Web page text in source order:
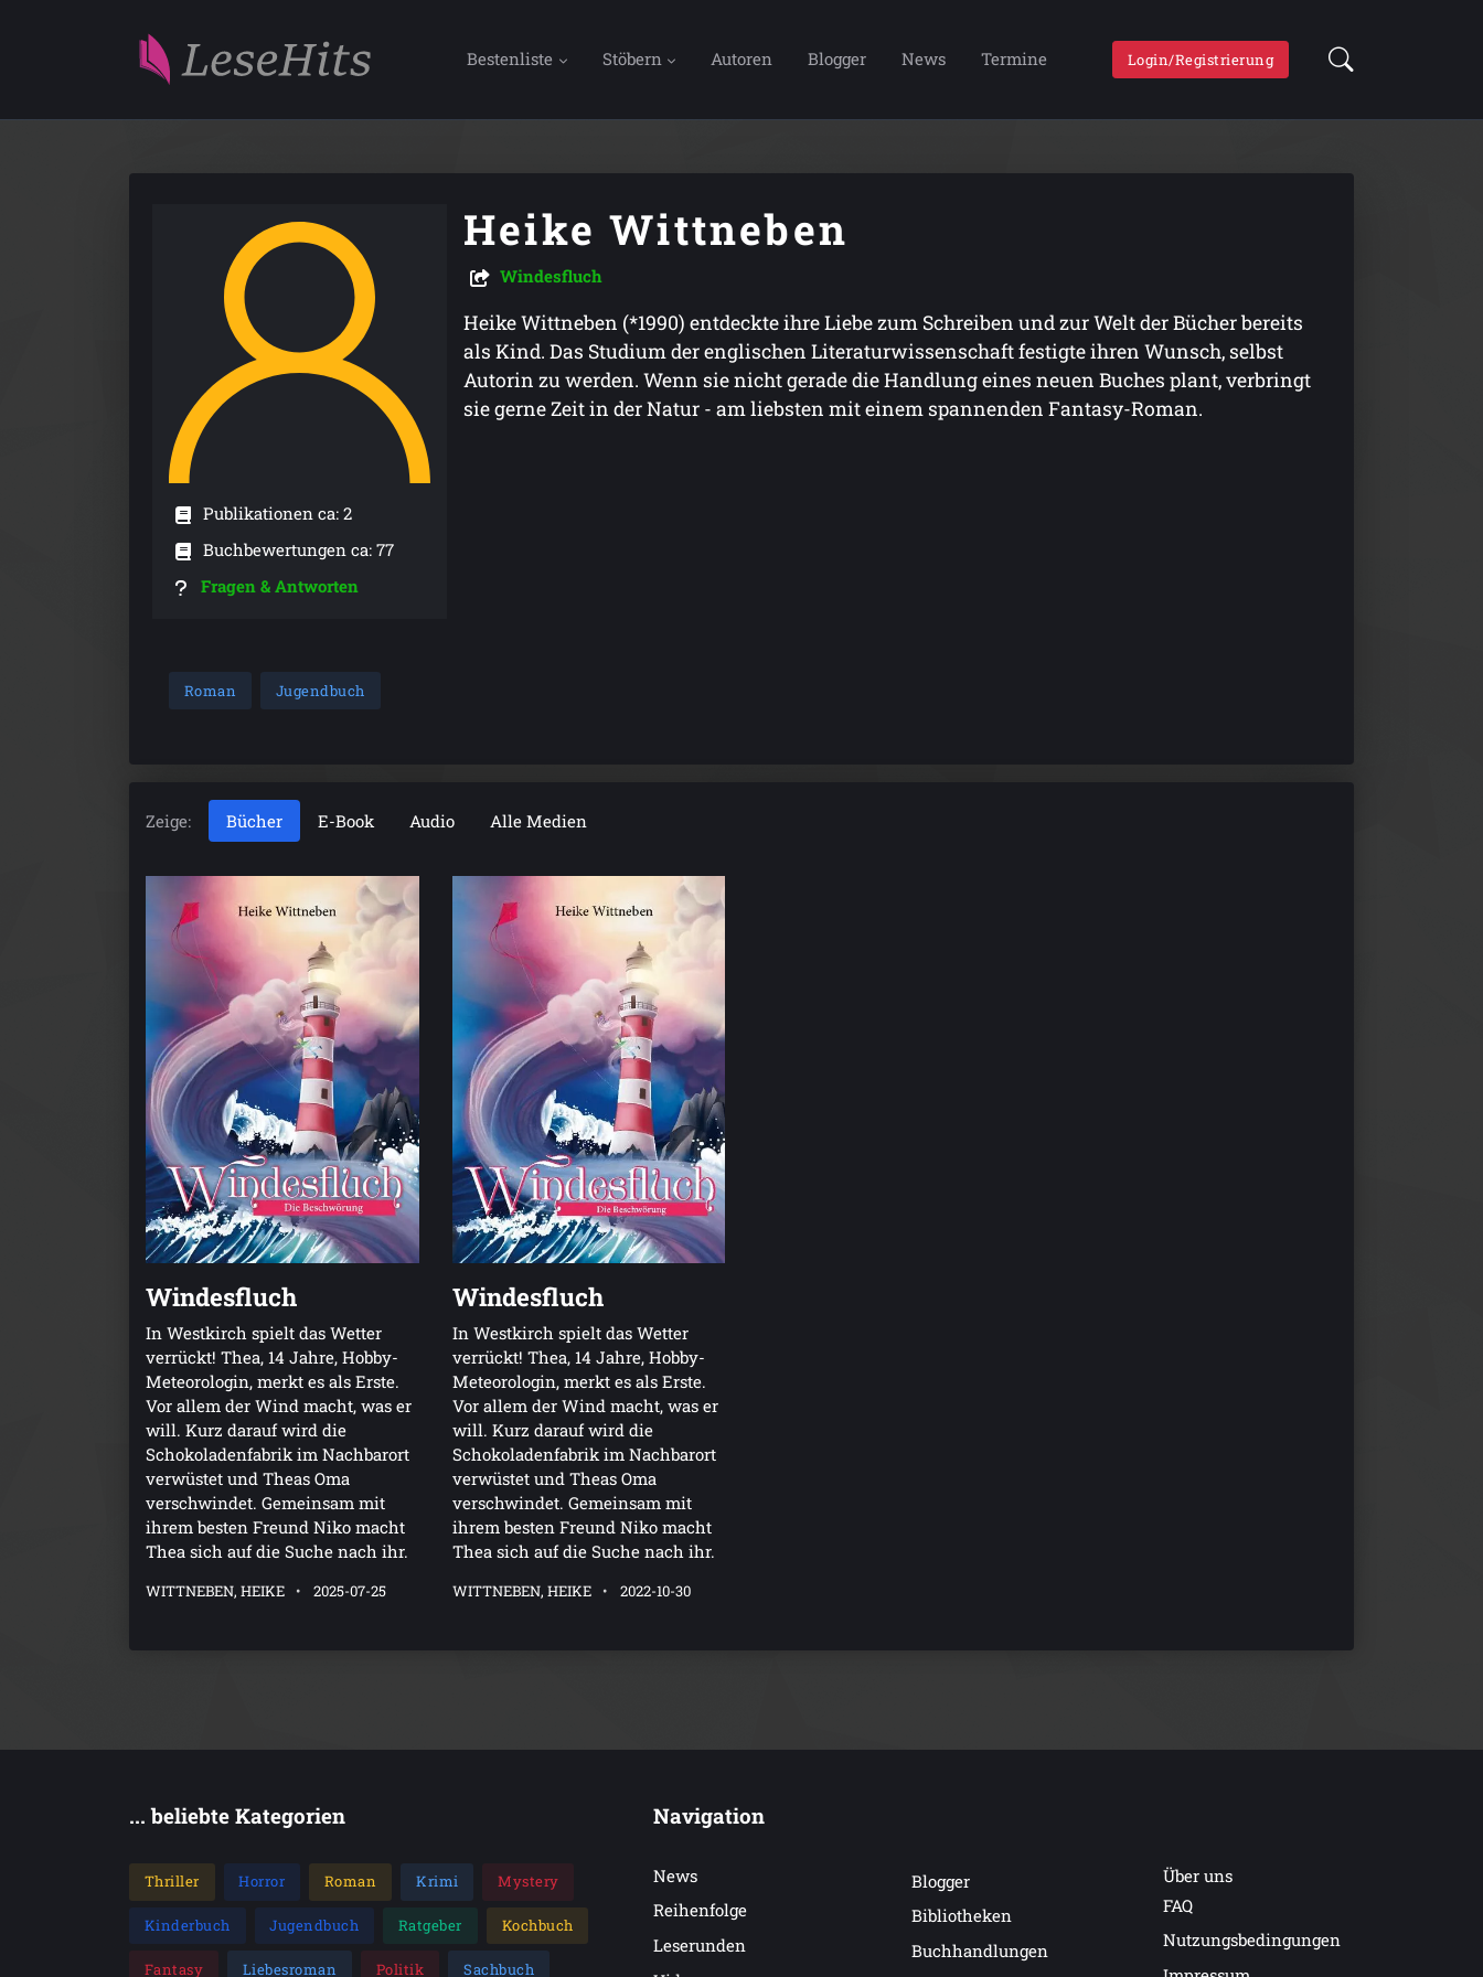
Bestenliste Stöbern Autoren Blogger News Termine Login/Registrierung
Publikationen ca: 2
Buchbewertungen ca: 77
Fragen & Antworten
Heike Wittneben
Windesfluch
Heike Wittneben (*1990) entdeckte ihre Liebe zum Schreiben und zur Welt der Bücher bereits
als Kind. Das Studium der englischen Literaturwissenschaft festigte ihren Wunsch, selbst
Autorin zu werden. Wenn sie nicht gerade die Handlung eines neuen Buches plant, verbringt
sie gerne Zeit in der Natur - am liebsten mit einem spannenden Fantasy-Roman.
Roman Jugendbuch
Zeige: Bücher E-Book Audio Alle Medien
Windesfluch
In Westkirch spielt das Wetter
verrückt! Thea, 14 Jahre, Hobby-
Meteorologin, merkt es als Erste.
Vor allem der Wind macht, was er
will. Kurz darauf wird die
Schokoladenfabrik im Nachbarort
verwüstet und Theas Oma
verschwindet. Gemeinsam mit
ihrem besten Freund Niko macht
Thea sich auf die Suche nach ihr.
WITTNEBEN, HEIKE 2025-07-25
Windesfluch
In Westkirch spielt das Wetter
verrückt! Thea, 14 Jahre, Hobby-
Meteorologin, merkt es als Erste.
Vor allem der Wind macht, was er
will. Kurz darauf wird die
Schokoladenfabrik im Nachbarort
verwüstet und Theas Oma
verschwindet. Gemeinsam mit
ihrem besten Freund Niko macht
Thea sich auf die Suche nach ihr.
WITTNEBEN, HEIKE 2022-10-30
... beliebte Kategorien
Thriller Horror Roman Krimi Mystery
Kinderbuch Jugendbuch Ratgeber Kochbuch
Fantasy Liebesroman Politik Sachbuch
Navigation
News
Reihenfolge
Leserunden
Blogger
Bibliotheken
Buchhandlungen
Über uns
FAQ
Nutzungsbedingungen